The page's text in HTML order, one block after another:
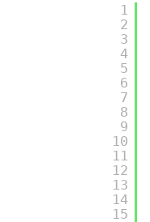
1
2
3
4
5
6
7
8
9
10
11
12
13
14
15